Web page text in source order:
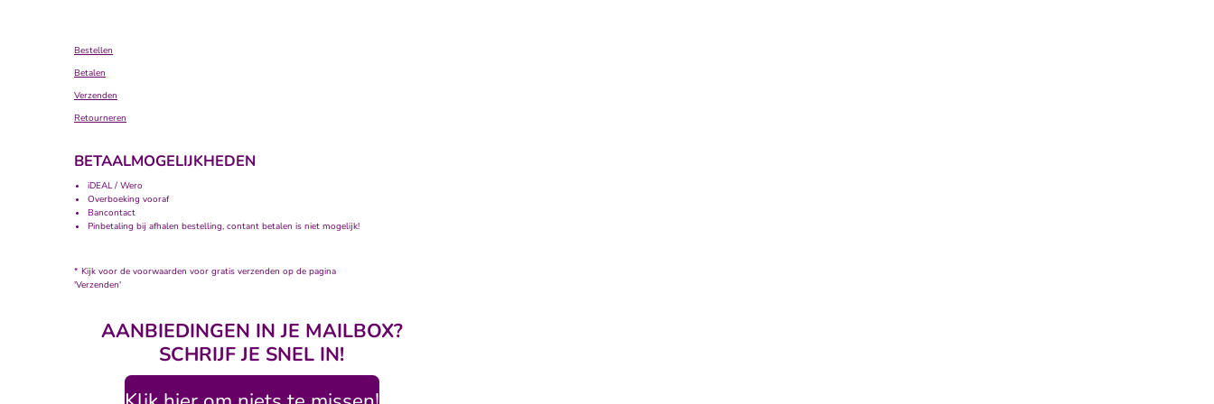
Bestellen
Betalen
Verzenden
Retourneren
BETAALMOGELIJKHEDEN
iDEAL / Wero
Overboeking vooraf
Bancontact
Pinbetaling bij afhalen bestelling, contant betalen is niet mogelijk!
* Kijk voor de voorwaarden voor gratis verzenden op de pagina
'Verzenden'
AANBIEDINGEN IN JE MAILBOX?
SCHRIJF JE SNEL IN!